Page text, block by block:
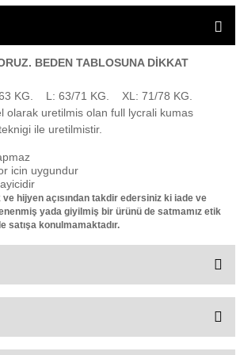
Jumpsuit
Jumpsuit
LONG SLEEVE
BEDEN TABLOSUNA DİKKAT
KG. L: 63/71 KG. XL: 71/78 KG.
olarak uretilmis olan full lycrali kumas
ile uretilmistir.
icin uygundur
ve hijyen açısından takdir edersiniz ki iade ve
yada giyilmiş bir ürünü de satmamız etik
satışa konulmamaktadır.